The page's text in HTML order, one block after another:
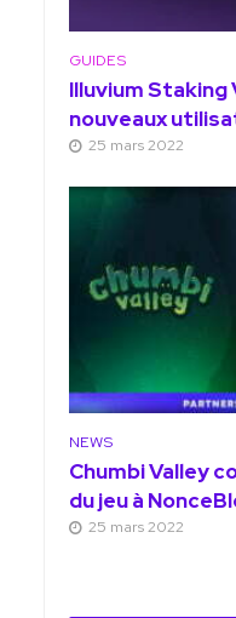
GUIDES
Illuvium Staking
nouveaux
25 mars 2022
NEWS
Chumbi Valley
du jeu à
25 mars 2022